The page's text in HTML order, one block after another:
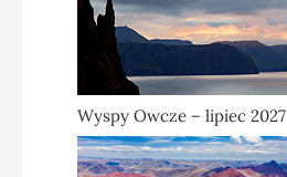
Wyspy Owcze – lipiec 2027